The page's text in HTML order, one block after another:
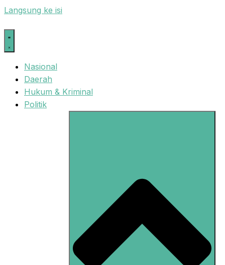
Langsung ke isi
Nasional
Daerah
Hukum & Kriminal
Politik